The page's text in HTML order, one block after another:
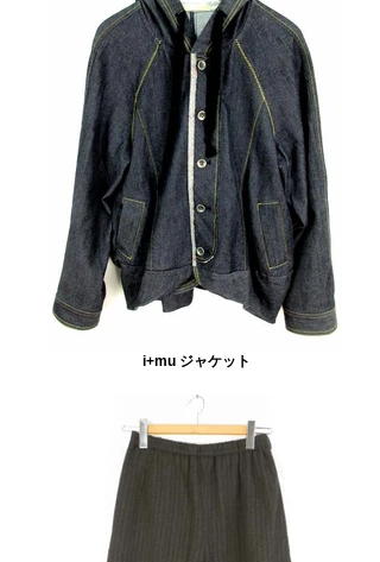
i+mu ジャケット